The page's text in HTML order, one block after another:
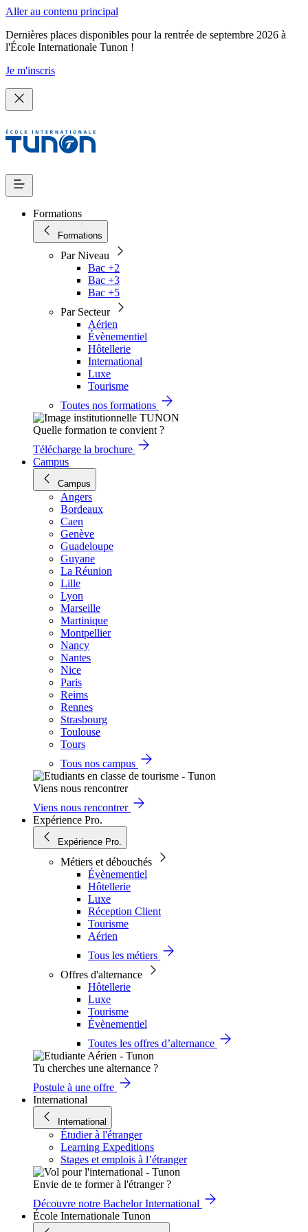
Aller au contenu principal
Dernières places disponibles pour la rentrée de septembre 2026 à
l'École Internationale Tunon !
Je m'inscris
Formations
Formations
Par Niveau
Bac +2
Bac +3
Bac +5
Par Secteur
Aérien
Évènementiel
Hôtellerie
International
Luxe
Tourisme
Toutes nos formations
Quelle formation te convient ?
Télécharge la brochure
Campus
Campus
Angers
Bordeaux
Caen
Genève
Guadeloupe
Guyane
La Réunion
Lille
Lyon
Marseille
Martinique
Montpellier
Nancy
Nantes
Nice
Paris
Reims
Rennes
Strasbourg
Toulouse
Tours
Tous nos campus
Viens nous rencontrer
Viens nous rencontrer
Expérience Pro.
Expérience Pro.
Métiers et débouchés
Évènementiel
Hôtellerie
Luxe
Réception Client
Tourisme
Aérien
Tous les métiers
Offres d'alternance
Hôtellerie
Luxe
Tourisme
Évènementiel
Toutes les offres d’alternance
Tu cherches une alternance ?
Postule à une offre
International
International
Étudier à l'étranger
Learning Expeditions
Stages et emplois à l’étranger
Envie de te former à l'étranger ?
Découvre notre Bachelor International
École Internationale Tunon